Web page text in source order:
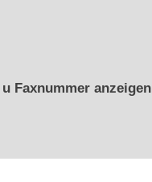
Faxnummer anzeigen